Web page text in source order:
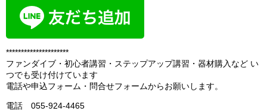
*********************
ファンダイブ・初心者講習・ステップアップ講習・器材購入など い
つでも受け付けています
電話や申込フォーム・問合せフォームからお願いします。
電話 055-924-4465